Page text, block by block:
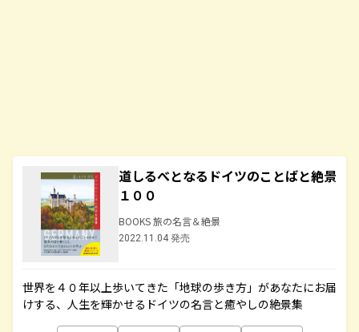
道しるべとなるドイツのことばと絶景
１００
BOOKS 旅の名言＆絶景
2022.11.04 発売
世界を４０年以上歩いてきた「地球の歩き方」があなたにお届
けする、人生を輝かせるドイツの名言と癒やしの絶景集